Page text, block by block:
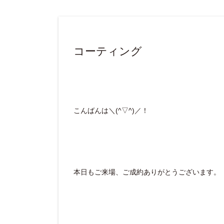
コーティング
こんばんは＼(^▽^)／！
本日もご来場、ご成約ありがとうございます。